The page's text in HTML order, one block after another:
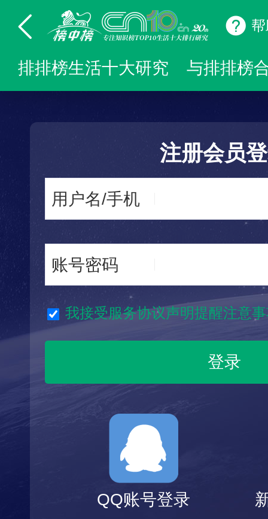
排排榜生活十大研究 与排排榜
注册会员
用户名/手机
账号密码
我接受服务协议声明提醒注意
QQ账号登录